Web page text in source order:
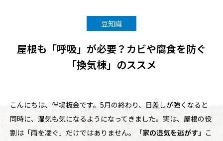
豆知識
屋根も「呼吸」が必要？カビや腐食を防ぐ
「換気棟」のススメ
こんにちは、伴場板金です。5月の終わり、日差しが強くなると
同時に、湿気も気になるようになってきました。実は、屋根の役
割は「雨を凌ぐ」だけではありません。
「家の湿気を逃がす」 こ